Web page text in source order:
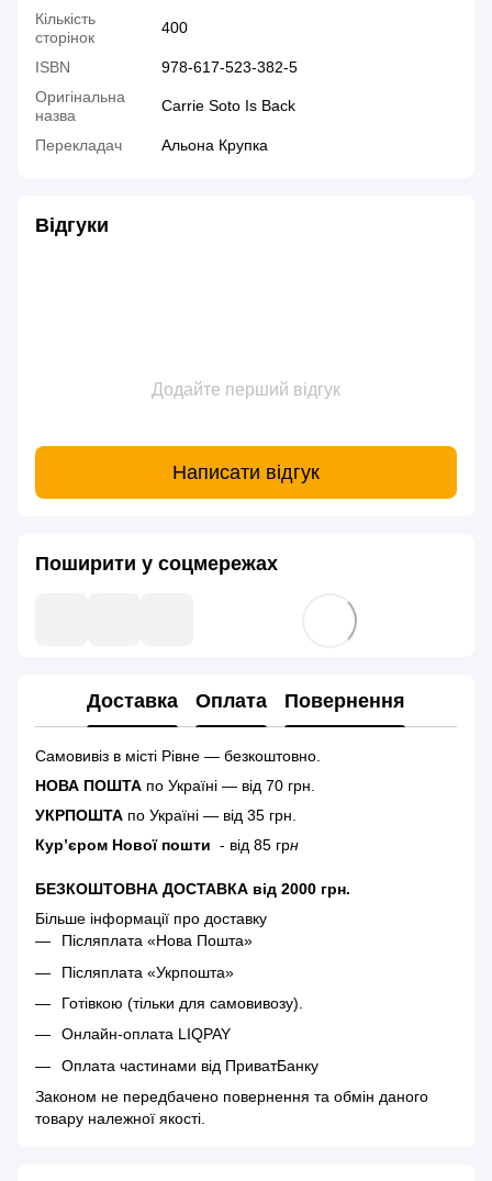
Кількість
сторінок
400
ISBN
978-617-523-382-5
Оригінальна
назва
Carrie Soto Is Back
Перекладач Альона Крупка
Відгуки
Додайте перший відгук
Написати відгук
Поширити у соцмережах
Доставка Оплата Повернення
Самовивіз в місті Рівне — безкоштовно.
НОВА ПОШТА по Україні — від 70 грн.
УКРПОШТА по Україні — від 35 грн.
Кур’єром Нової пошти - від 85 грн
БЕЗКОШТОВНА ДОСТАВКА від 2000 грн.
Більше інформації про доставку
Післяплата «Нова Пошта»
Післяплата «Укрпошта»
Готівкою (тільки для самовивозу).
Онлайн-оплата LIQPAY
Оплата частинами від ПриватБанку
Законом не передбачено повернення та обмін даного
товару належної якості.